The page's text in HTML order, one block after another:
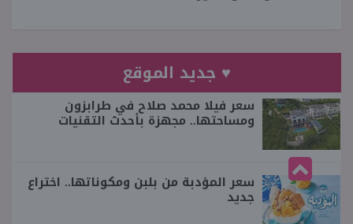
♥ جديد الموقع
سعر فيلا محمد صلاح في طرابزون
ومساحتها.. مجهزة بأحدث التقنيات
سعر المؤدبة من بلبن ومكوناتها.. اختراع
جديد